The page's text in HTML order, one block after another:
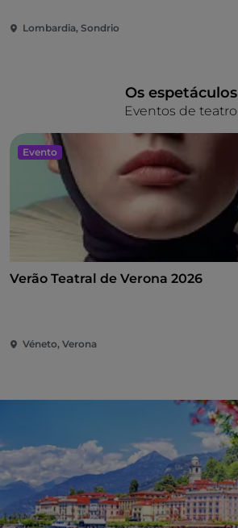
Lombardia, Sondrio
Eventos de teatro
Os espetáculos
Evento
Verão Teatral de Verona 2026
Véneto, Verona